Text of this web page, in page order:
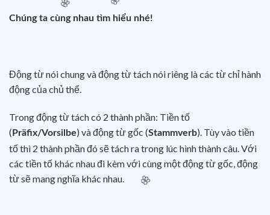
🌸
🌸
Chúng ta cùng nhau tìm hiểu nhé!
Động từ nói chung và động từ tách nói riêng là các từ chỉ hành
động của chủ thể.
Trong động từ tách có 2 thành phần: Tiền tố
( Präfix/Vorsilbe) và động từ gốc (Stammverb). Tùy vào tiền
tố thì 2 thành phần đó sẽ tách ra trong lúc hình thành câu. Với
các tiền tố khác nhau đi kèm với cùng một động từ gốc, động
từ sẽ mang nghĩa khác nhau.